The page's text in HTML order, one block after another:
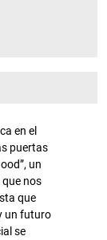
en el
puertas
un
que nos
que
un futuro
se